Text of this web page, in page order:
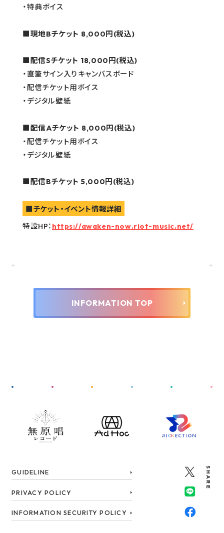
・特典ボイス
■現地Bチケット 8,000円(税込)
■配信Sチケット 18,000円(税込)
・直筆サイン入りキャンバスボード
・配信チケット用ボイス
・デジタル壁紙
■配信Aチケット 8,000円(税込)
・配信チケット用ボイス
・デジタル壁紙
■配信Bチケット 5,000円(税込)
■チケット・イベント情報詳細
特設HP： https://awaken-now.riot-music.net/
INFORMATION TOP
SHARE
GUIDELINE
PRIVACY POLICY
INFORMATION SECURITY POLICY